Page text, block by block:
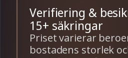
Verifiering &
15+ säkringar
Priset varierar
bostadens storlek